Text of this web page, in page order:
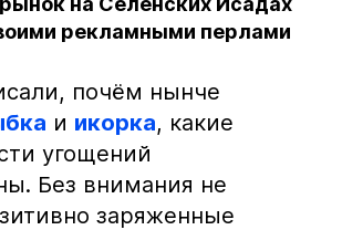
рекламными перлами
почём нынче
и икорка, какие
угощений
Без внимания не
заряженные